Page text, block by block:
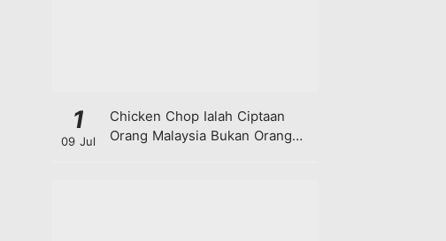
1
09 Jul
Chicken Chop Ialah Ciptaan
Orang Malaysia Bukan Orang